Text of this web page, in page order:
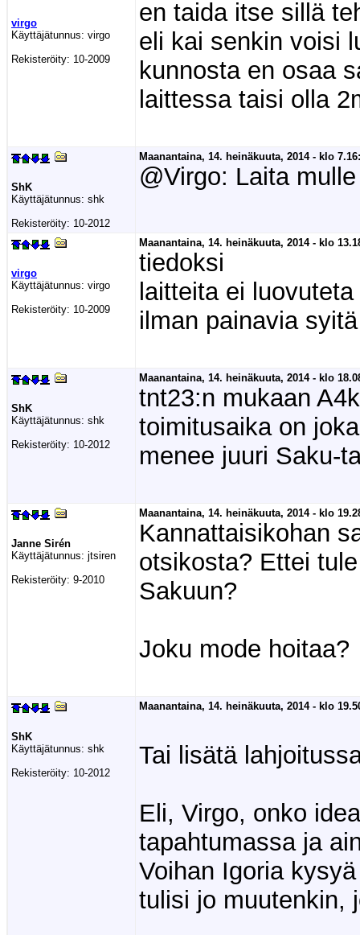
virgo
Käyttäjätunnus: virgo
Rekisteröity: 10-2009
en taida itse sillä
eli kai senkin voisi
kunnosta en osaa
laittessa taisi olla
ShK
Käyttäjätunnus: shk
Rekisteröity: 10-2012
Maanantaina, 14. heinäkuuta, 2014 - klo 7.16:
@Virgo: Laita
virgo
Käyttäjätunnus: virgo
Rekisteröity: 10-2009
Maanantaina, 14. heinäkuuta, 2014 - klo
tiedoksi
laitteita ei
ilman painavia syitä
ShK
Käyttäjätunnus: shk
Rekisteröity: 10-2012
Maanantaina, 14. heinäkuuta, 2014 - klo
tnt23:n mukaan
toimitusaika on
menee juuri Saku-
Janne Sirén
Käyttäjätunnus: jtsiren
Rekisteröity: 9-2010
Maanantaina, 14. heinäkuuta, 2014 - klo
Kannattaisikohan
otsikosta? Ettei
Sakuun?
Joku mode hoitaa?
ShK
Käyttäjätunnus: shk
Rekisteröity: 10-2012
Maanantaina, 14. heinäkuuta, 2014 - klo
Tai lisätä
Eli, Virgo, onko
tapahtumassa ja
Voihan Igoria
tulisi jo muutenkin,